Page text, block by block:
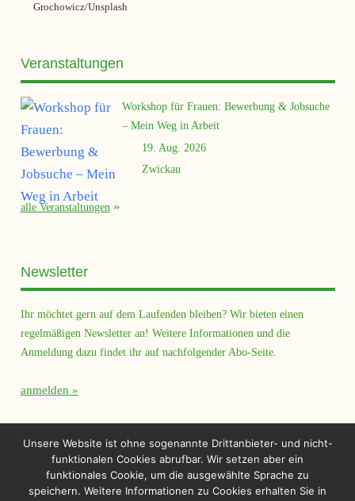
Grochowicz/Unsplash
Veranstaltungen
Workshop für Frauen: Bewerbung & Jobsuche
– Mein Weg in Arbeit
19. Aug. 2026
Zwickau
alle Veranstaltungen
Newsletter
Ihr möchtet gern auf dem Laufenden bleiben? Wir bieten einen
regelmäßigen Newsletter an! Weitere Informationen und die
Anmeldung dazu findet ihr auf nachfolgender Abo-Seite.
anmelden
Unsere Website ist ohne sogenannte Drittanbieter- und nicht-
funktionalen Cookies abrufbar. Wir setzen aber ein
funktionales Cookie, um die ausgewählte Sprache zu
speichern. Weitere Informationen zu Cookies erhalten Sie in